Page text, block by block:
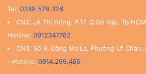
Tel: 0348 528 328
CN2: Lê Thị Hồng, P.17, Q.Gò Vấp, Tp.HCM
Hotline: 0912347782
CN3: Số 9, Đặng Ma La, Phường Lê Chân,
- Hotline: 0914.299.466